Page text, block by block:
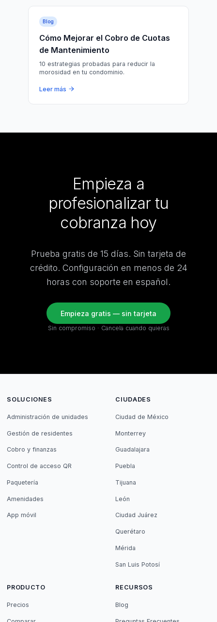
Blog
Cómo Mejorar el Cobro de Cuotas
de Mantenimiento
10 estrategias probadas para reducir la
morosidad en tu condominio.
Leer más
Empieza a
profesionalizar tu
cobranza hoy
Prueba gratis de 15 días. Sin tarjeta de
crédito. Configuración en menos de 24
horas con soporte en español.
Empieza gratis — sin tarjeta
Sin compromiso · Cancela cuando quieras
SOLUCIONES
Administración de unidades
Gestión de residentes
Cobro y finanzas
Control de acceso QR
Paquetería
Amenidades
App móvil
CIUDADES
Ciudad de México
Monterrey
Guadalajara
Puebla
Tijuana
León
Ciudad Juárez
Querétaro
Mérida
San Luis Potosí
PRODUCTO
Precios
RECURSOS
Blog